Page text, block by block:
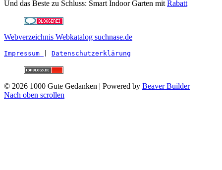
Und das Beste zu Schluss: Smart Indoor Garten mit Rabatt
Webverzeichnis Webkatalog suchnase.de
Impressum Datenschutzerklärung
© 2026 1000 Gute Gedanken | Powered by Beaver Builder
Nach oben scrollen